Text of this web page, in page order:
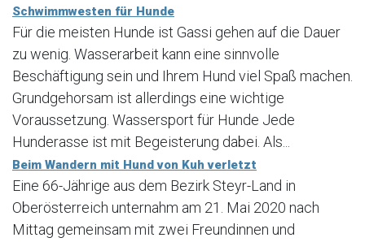
Schwimmwesten für Hunde
Für die meisten Hunde ist Gassi gehen auf die Dauer
zu wenig. Wasserarbeit kann eine sinnvolle
Beschäftigung sein und Ihrem Hund viel Spaß machen.
Grundgehorsam ist allerdings eine wichtige
Voraussetzung. Wassersport für Hunde Jede
Hunderasse ist mit Begeisterung dabei. Als...
Beim Wandern mit Hund von Kuh verletzt
Eine 66-Jährige aus dem Bezirk Steyr-Land in
Oberösterreich unternahm am 21. Mai 2020 nach
Mittag gemeinsam mit zwei Freundinnen und